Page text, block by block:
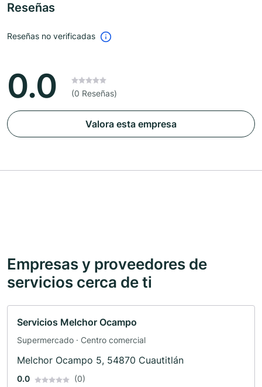
Reseñas
Reseñas no verificadas
0.0 (0 Reseñas)
Valora esta empresa
Empresas y proveedores de
servicios cerca de ti
Servicios Melchor Ocampo
Supermercado · Centro comercial
Melchor Ocampo 5, 54870 Cuautitlán
0.0 (0)